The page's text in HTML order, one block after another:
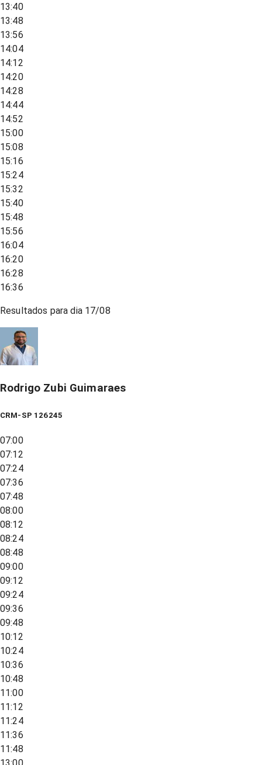
13:40
13:48
13:56
14:04
14:12
14:20
14:28
14:44
14:52
15:00
15:08
15:16
15:24
15:32
15:40
15:48
15:56
16:04
16:20
16:28
16:36
Resultados para dia 17/08
Rodrigo Zubi Guimaraes
CRM-SP 126245
07:00
07:12
07:24
07:36
07:48
08:00
08:12
08:24
08:48
09:00
09:12
09:24
09:36
09:48
10:12
10:24
10:36
10:48
11:00
11:12
11:24
11:36
11:48
13:00